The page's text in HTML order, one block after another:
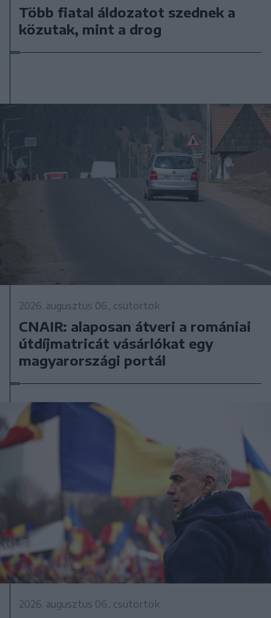
Több fiatal áldozatot szednek a
közutak, mint a drog
2026. augusztus 06., csütörtök
CNAIR: alaposan átveri a romániai
útdíjmatricát vásárlókat egy
magyarországi portál
2026. augusztus 06., csütörtök